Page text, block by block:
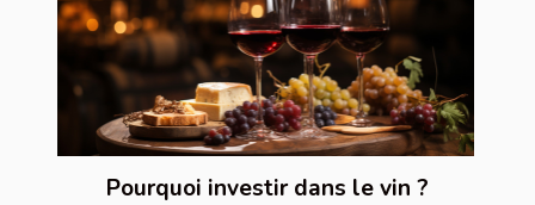
Pourquoi investir dans le vin ?